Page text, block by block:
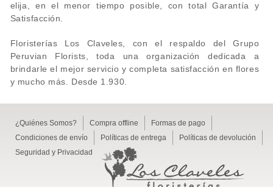
elija, en el menor tiempo posible, con total Garantía y
Satisfacción.
Floristerías Los Claveles, con el respaldo del Grupo
Peruvian Florists, toda una organización dedicada a
brindarle el mejor servicio y completa satisfacción en flores
y mucho más. Desde 1.930.
¿Quiénes Somos? Compra offline
Formas de pago
Condiciones de envío
Políticas de entrega
Políticas de devolución
Seguridad y Privacidad